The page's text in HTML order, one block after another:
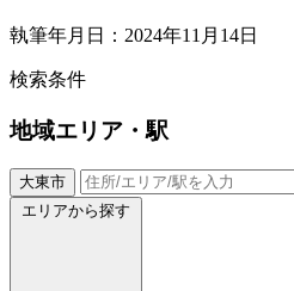
執筆年月日：2024年11月14日
検索条件
地域エリア・駅
大東市
エリアから探す